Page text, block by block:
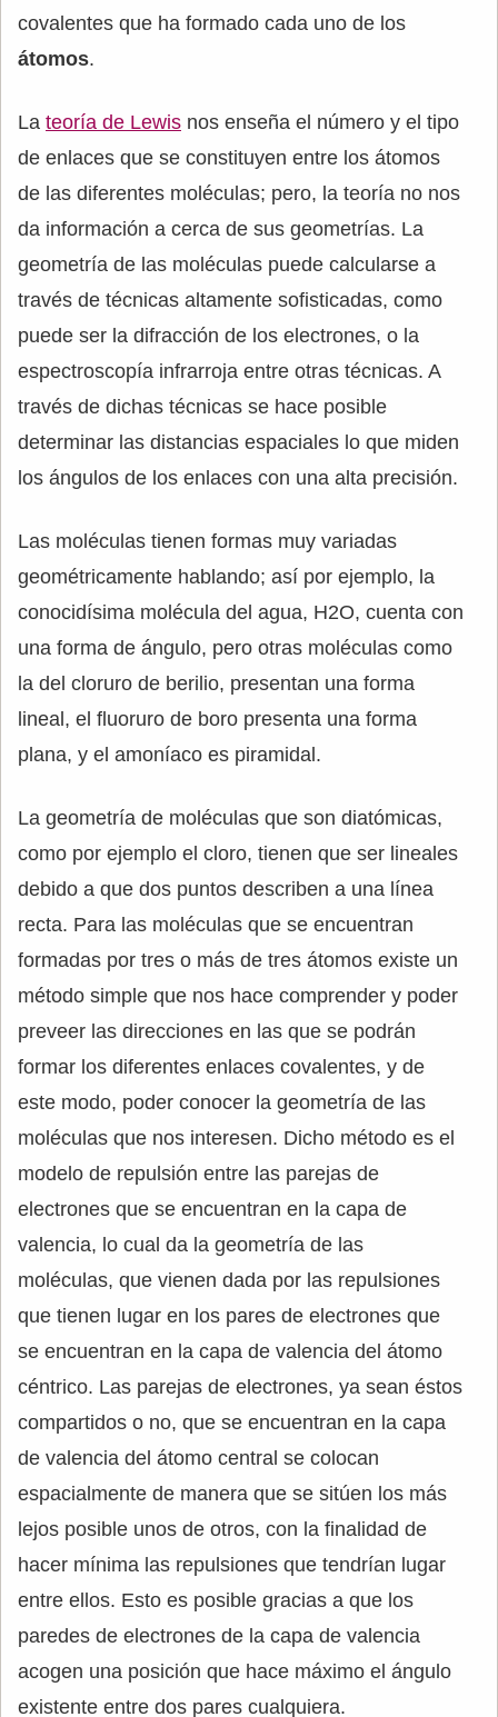
covalentes que ha formado cada uno de los
átomos.
La teoría de Lewis nos enseña el número y el tipo
de enlaces que se constituyen entre los átomos
de las diferentes moléculas; pero, la teoría no nos
da información a cerca de sus geometrías. La
geometría de las moléculas puede calcularse a
través de técnicas altamente sofisticadas, como
puede ser la difracción de los electrones, o la
espectroscopía infrarroja entre otras técnicas. A
través de dichas técnicas se hace posible
determinar las distancias espaciales lo que miden
los ángulos de los enlaces con una alta precisión.
Las moléculas tienen formas muy variadas
geométricamente hablando; así por ejemplo, la
conocidísima molécula del agua, H2O, cuenta con
una forma de ángulo, pero otras moléculas como
la del cloruro de berilio, presentan una forma
lineal, el fluoruro de boro presenta una forma
plana, y el amoníaco es piramidal.
La geometría de moléculas que son diatómicas,
como por ejemplo el cloro, tienen que ser lineales
debido a que dos puntos describen a una línea
recta. Para las moléculas que se encuentran
formadas por tres o más de tres átomos existe un
método simple que nos hace comprender y poder
preveer las direcciones en las que se podrán
formar los diferentes enlaces covalentes, y de
este modo, poder conocer la geometría de las
moléculas que nos interesen. Dicho método es el
modelo de repulsión entre las parejas de
electrones que se encuentran en la capa de
valencia, lo cual da la geometría de las
moléculas, que vienen dada por las repulsiones
que tienen lugar en los pares de electrones que
se encuentran en la capa de valencia del átomo
céntrico. Las parejas de electrones, ya sean éstos
compartidos o no, que se encuentran en la capa
de valencia del átomo central se colocan
espacialmente de manera que se sitúen los más
lejos posible unos de otros, con la finalidad de
hacer mínima las repulsiones que tendrían lugar
entre ellos. Esto es posible gracias a que los
paredes de electrones de la capa de valencia
acogen una posición que hace máximo el ángulo
existente entre dos pares cualquiera.